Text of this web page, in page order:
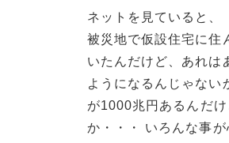
ネットを見ていると、
被災地で仮設住宅に住
いたんだけど、あれは
ようになるんじゃない
が1000兆円あるんだ
か・・・ いろんな事が